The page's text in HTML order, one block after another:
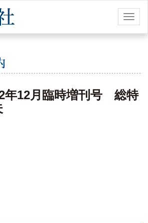
年12月臨時増刊号 総特